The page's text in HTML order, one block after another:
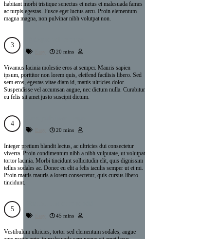
habitant morbi tristique senectus et netus et malesuada fames
ac turpis egestas. Fusce eget luctus arcu. Proin elementum
magna magna, non pulvinar nibh volutpat non.
20 mins
Vivamus lacinia molestie eros at semper. Mauris sapien
ipsum, porttitor non lorem quis, eleifend facilisis libero. Sed
sem eros, egestas vitae diam id, mattis ultricies dolor.
Suspendisse vel accumsan augue, nec dictum nulla. Curabitur
eu felis sit amet justo suscipit dictum.
20 mins
Integer pretium blandit lectus, ac ultricies dui consectetur
viverra. Proin condimentum nibh a nibh vulputate, ut volutpat
tortor lacinia. Morbi tincidunt sollicitudin elit, quis dignissim
tellus sodales ac. Donec eu elit a felis iaculis semper ut et mi.
Proin mattis mauris a lorem consectetur, quis cursus libero
tincidunt.
45 mins
Vestibulum ultricies, tortor sed elementum sodales, augue